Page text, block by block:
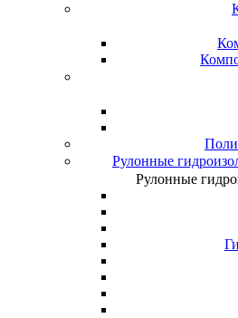
Рулонные
Рулонные